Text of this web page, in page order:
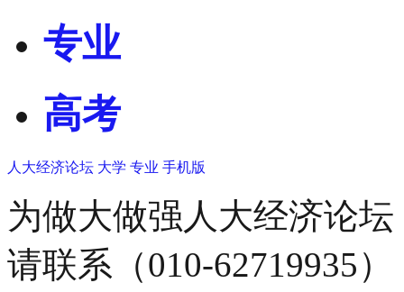
专业
高考
人大经济论坛 大学 专业 手机版
为做大做强人大经济论
请联系（010-62719935）